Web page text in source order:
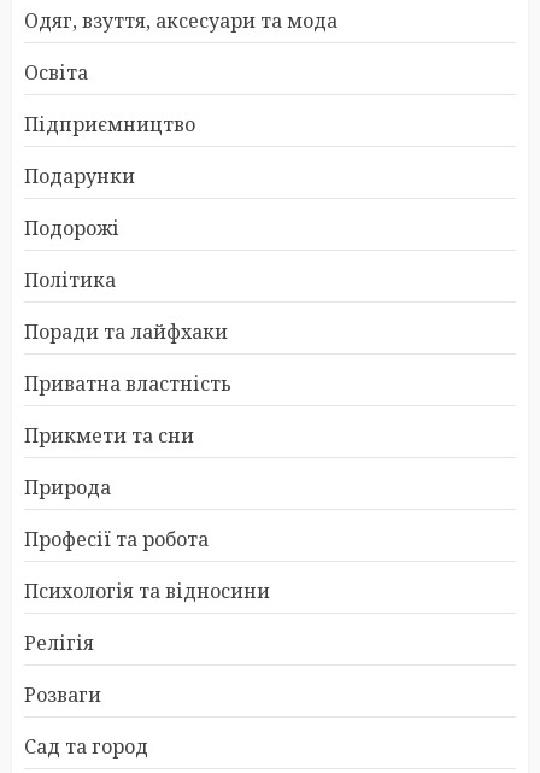
Одяг, взуття, аксесуари та мода
Освіта
Підприємництво
Подарунки
Подорожі
Політика
Поради та лайфхаки
Приватна властність
Прикмети та сни
Природа
Професії та робота
Психологія та відносини
Релігія
Розваги
Сад та город